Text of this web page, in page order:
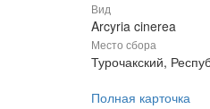
Вид
Arcyria cinerea
Место сбора
Турочакский,
Полная карточка